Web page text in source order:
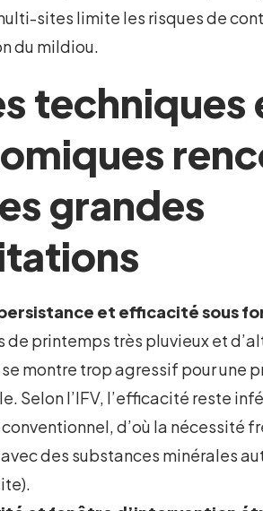
sites limite les risques de
du mildiou.
techniques
grandes
et efficacité sous
de printemps très pluvieux et
montre trop agressif pour une
Selon l’IFV, l’efficacité reste
d’où la nécessité
des substances minérales